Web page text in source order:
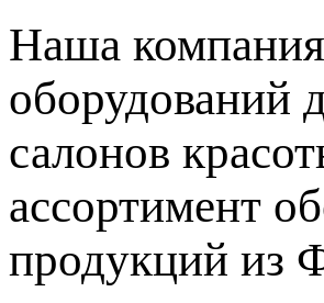
Наша компания
оборудований
салонов
ассортимент
продукций из